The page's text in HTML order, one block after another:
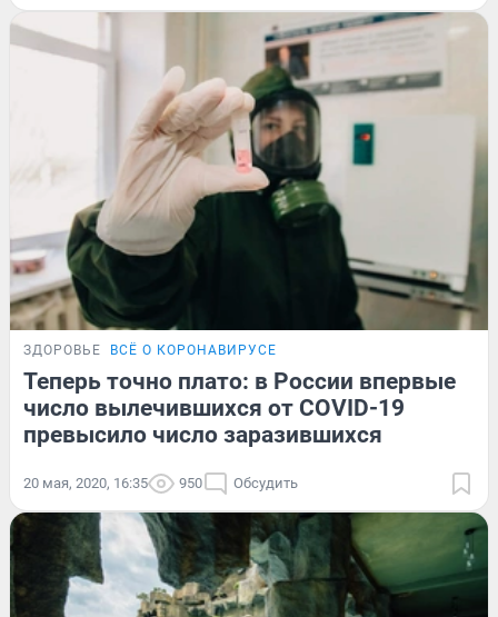
ЗДОРОВЬЕ ВСЁ О КОРОНАВИРУСЕ
Теперь точно плато: в России впервые
число вылечившихся от COVID-19
превысило число заразившихся
20 мая, 2020, 16:35 950 Обсудить